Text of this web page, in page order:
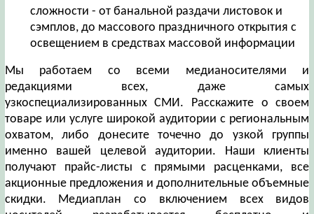
сложности - от банальной раздачи листовок и
сэмплов, до массового праздничного открытия с
освещением в средствах массовой информации
Мы работаем со всеми медианосителями и
редакциями всех, даже самых
узкоспециализированных СМИ. Расскажите о своем
товаре или услуге широкой аудитории с региональным
охватом, либо донесите точечно до узкой группы
именно вашей целевой аудитории. Наши клиенты
получают прайс-листы с прямыми расценками, все
акционные предложения и дополнительные объемные
скидки. Медиаплан со включением всех видов